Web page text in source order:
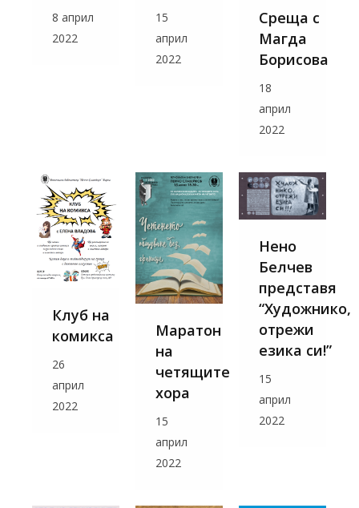
8 април
2022
15
април
2022
Среща с
Магда
Борисова
18
април
2022
Клуб на
комикса
26
април
2022
Маратон
на
четящите
хора
15
април
2022
Нено
Белчев
представя
“Художнико,
отрежи
езика си!”
15
април
2022